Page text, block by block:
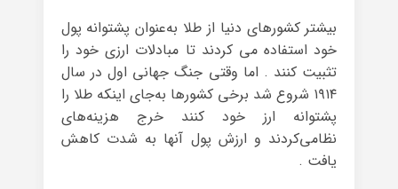
بیشتر کشورهای دنیا از طلا به‌عنوان پشتوانه پول
خود استفاده می کردند تا مبادلات ارزی خود را
تثبیت کنند . اما وقتی جنگ جهانی اول در سال
۱۹۱۴ شروع شد برخی کشورها به‌جای اینکه طلا را
پشتوانه ارز خود کنند خرج هزینه‌های
نظامی‌کردند و ارزش پول آنها به شدت کاهش
یافت .